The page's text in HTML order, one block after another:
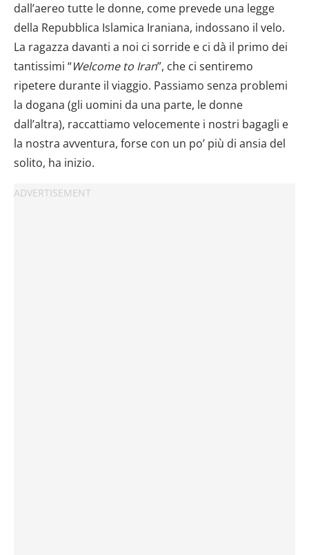
dall’aereo tutte le donne, come prevede una legge
della Repubblica Islamica Iraniana, indossano il velo.
La ragazza davanti a noi ci sorride e ci dà il primo dei
tantissimi “Welcome to Iran”, che ci sentiremo
ripetere durante il viaggio. Passiamo senza problemi
la dogana (gli uomini da una parte, le donne
dall’altra), raccattiamo velocemente i nostri bagagli e
la nostra avventura, forse con un po’ più di ansia del
solito, ha inizio.